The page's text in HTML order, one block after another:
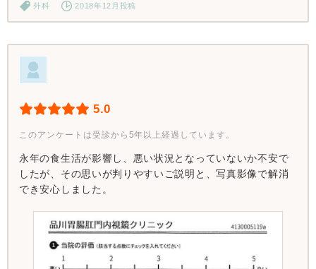
外科 2018年12月投稿
5.0
このアンケートは受診から5年以上経過しています。
永年の食生活が影響し、悪い状況となっていないか不安で
したが、その思いが判りやすいご説明と、写真影像で解消
でき安心しました。